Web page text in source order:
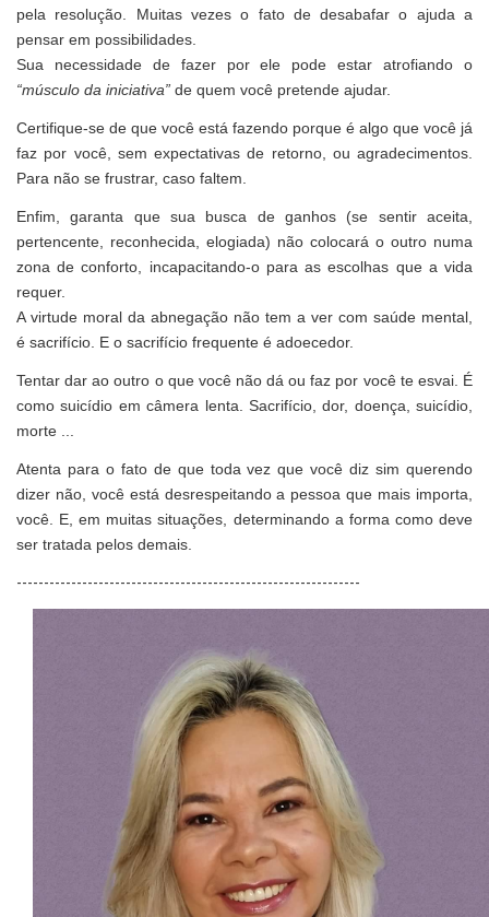
pela resolução. Muitas vezes o fato de desabafar o ajuda a
pensar em possibilidades.
Sua necessidade de fazer por ele pode estar atrofiando o
“músculo da iniciativa” de quem você pretende ajudar.
Certifique-se de que você está fazendo porque é algo que você já
faz por você, sem expectativas de retorno, ou agradecimentos.
Para não se frustrar, caso faltem.
Enfim, garanta que sua busca de ganhos (se sentir aceita,
pertencente, reconhecida, elogiada) não colocará o outro numa
zona de conforto, incapacitando-o para as escolhas que a vida
requer.
A virtude moral da abnegação não tem a ver com saúde mental,
é sacrifício. E o sacrifício frequente é adoecedor.
Tentar dar ao outro o que você não dá ou faz por você te esvai. É
como suicídio em câmera lenta. Sacrifício, dor, doença, suicídio,
morte ...
Atenta para o fato de que toda vez que você diz sim querendo
dizer não, você está desrespeitando a pessoa que mais importa,
você. E, em muitas situações, determinando a forma como deve
ser tratada pelos demais.
---------------------------------------------------------------